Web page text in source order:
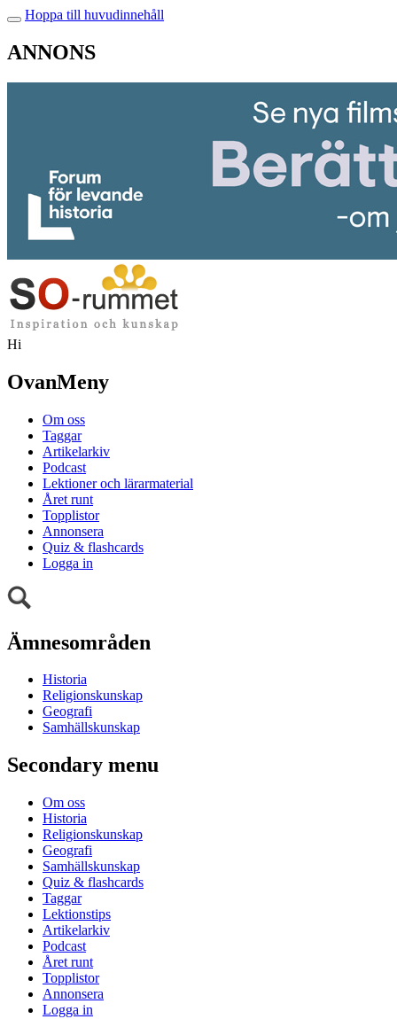
Hoppa till huvudinnehåll
ANNONS
Hi
OvanMeny
Om oss
Taggar
Artikelarkiv
Podcast
Lektioner och lärarmaterial
Året runt
Topplistor
Annonsera
Quiz & flashcards
Logga in
Ämnesområden
Historia
Religionskunskap
Geografi
Samhällskunskap
Secondary menu
Om oss
Historia
Religionskunskap
Geografi
Samhällskunskap
Quiz & flashcards
Taggar
Lektionstips
Artikelarkiv
Podcast
Året runt
Topplistor
Annonsera
Logga in